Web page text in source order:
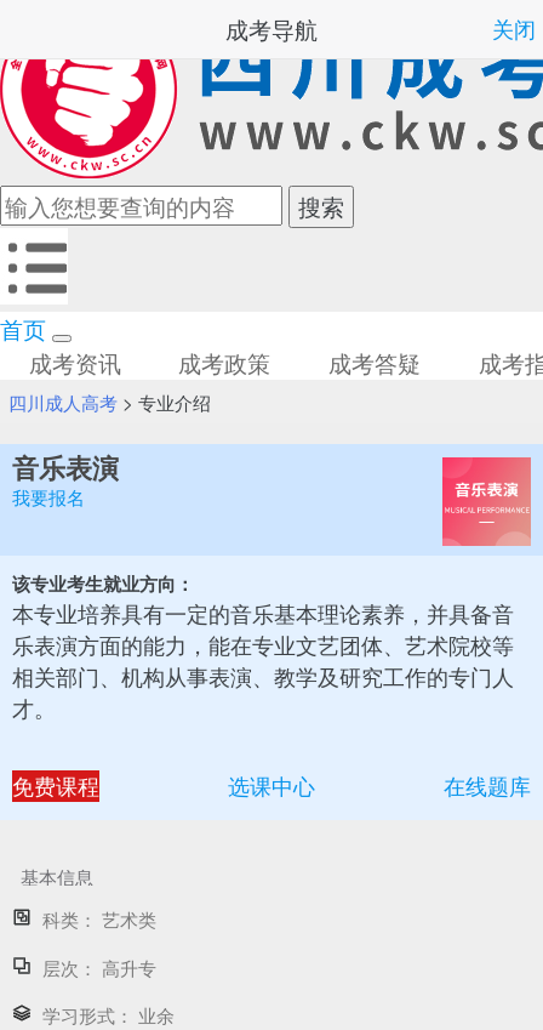
首页
成考资讯
成考政策 成考答疑 成考
四川成人高考> 专业介绍
音乐表演
我要报名
该专业考生就业方向：
本专业培养具有一定的音乐基本理论素养，并具备音
乐表演方面的能力，能在专业文艺团体、艺术院校等
相关部门、机构从事表演、教学及研究工作的专门人
才。
免费课程 选课中心 在线题库
基本信息
科类： 艺术类
层次： 高升专
学习形式： 业余
成考导航 关闭